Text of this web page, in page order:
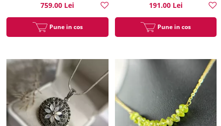
759.00 Lei
Pune in cos
191.00 Lei
Pune in cos